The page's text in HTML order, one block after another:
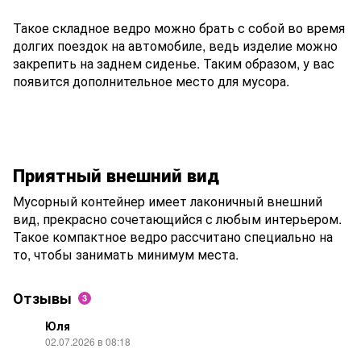
Такое складное ведро можно брать с собой во время
долгих поездок на автомобиле, ведь изделие можно
закрепить на заднем сиденье. Таким образом, у вас
появится дополнительное место для мусора.
Приятный внешний вид
Мусорный контейнер имеет лаконичный внешний
вид, прекрасно сочетающийся с любым интерьером.
Такое компактное ведро рассчитано специально на
то, чтобы занимать минимум места.
Отзывы 3
Юля
02.07.2026 в 08:18